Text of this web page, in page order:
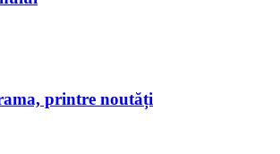
printre noutăți